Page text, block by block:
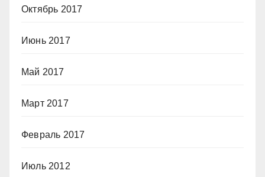
Октябрь 2017
Июнь 2017
Май 2017
Март 2017
Февраль 2017
Июль 2012